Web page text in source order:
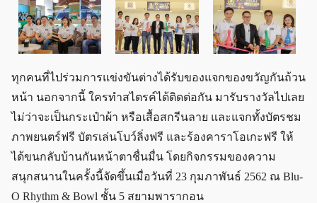
ทุกคนที่ไปร่วมการแข่งขันต่างได้รับของแจกของขวัญกันถ้วน
หน้า นอกจากนี้ ใครทำสไตรค์ได้ติดต่อกัน มารับรางวัลไปเลย
ไม่ว่าจะเป็นกระเป๋าผ้า หรือเสื้อสกรีนลาย และแจกทั้งบัตรชม
ภาพยนตร์ฟรี บัตรเล่นโบว์ลิ่งฟรี และร้องคาราโอเกะฟรี ให้
ได้ขนกลับบ้านกันหน้าตาชื่นมื่น โดยกิจกรรมของความ
สนุกสนานในครั้งนี้จัดขึ้นเมื่อวันที่ 23 กุมภาพันธ์ 2562 ณ Blu-
O Rhythm & Bowl ชั้น 5 สยามพารากอน